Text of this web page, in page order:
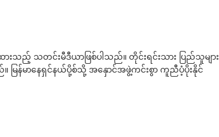
းသည့် သတင်းမီဒီယာဖြစ်ပါသည်။ တိုင်းရင်းသား ပြည်သူများ
မြန်မာနေရှင်နယ်ပို့စ်သို့ အနှောင်အဖွဲ့ကင်းစွာ ကူညီပံ့ပိုးနိုင်